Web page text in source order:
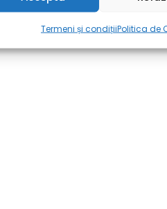
Termeni și condițiiPolitica de